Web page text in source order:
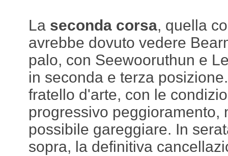
La seconda corsa, quella
avrebbe dovuto vedere
palo, con Seewooruthun e
in seconda e terza
fratello d'arte, con le
progressivo peggioramento,
possibile gareggiare. In
sopra, la definitiva